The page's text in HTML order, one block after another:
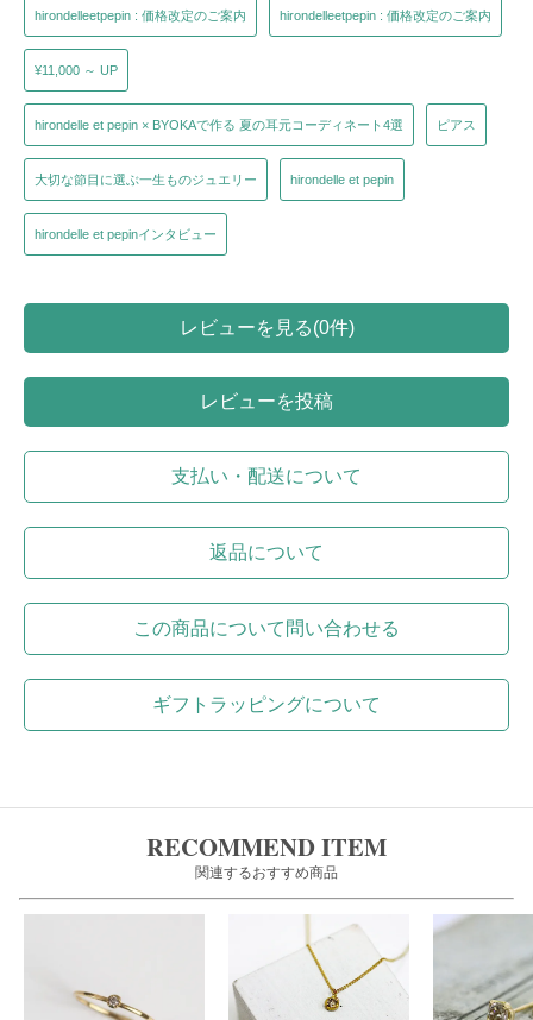
hirondelleetpepin : 価格改定のご案内 hirondelleetpepin : 価格改定のご案内
¥11,000 ～ UP
hirondelle et pepin × BYOKAで作る 夏の耳元コーディネート4選 ピアス
大切な節目に選ぶ一生ものジュエリー hirondelle et pepin
hirondelle et pepinインタビュー
レビューを見る(0件)
レビューを投稿
支払い・配送について
返品について
この商品について問い合わせる
ギフトラッピングについて
RECOMMEND ITEM
関連するおすすめ商品